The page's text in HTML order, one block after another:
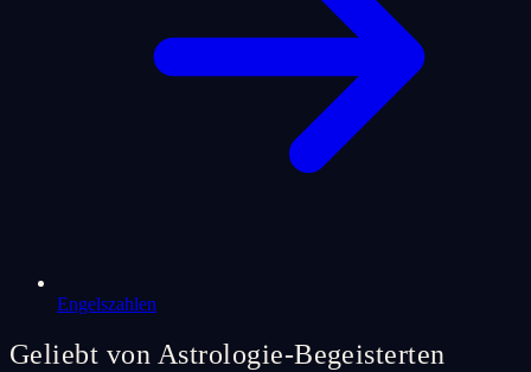
Engelszahlen
Geliebt von Astrologie-Begeisterten